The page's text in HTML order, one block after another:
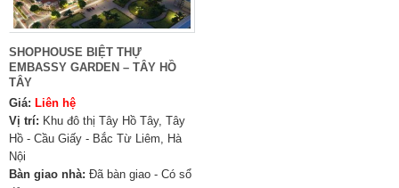
SHOPHOUSE BIỆT THỰ
EMBASSY GARDEN – TÂY HỒ
TÂY
Giá: Liên hệ
Vị trí: Khu đô thị Tây Hồ Tây, Tây
Hồ - Cầu Giấy - Bắc Từ Liêm, Hà
Nội
Bàn giao nhà: Đã bàn giao - Có sổ